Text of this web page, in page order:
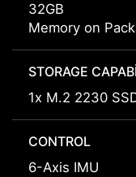
32GB
Memory on
STORAGE
1x M.2 2230
CONTROL
6-Axis IMU